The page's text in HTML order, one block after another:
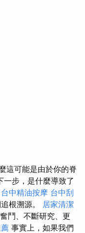
這可能是由於你的脊
步，是什麼導致了
台中精油按摩 台中刮
根溯源。 居家清潔
鬥、不斷研究、更
事實上，如果我們